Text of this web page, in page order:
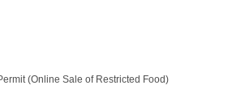
(Online Sale of Restricted Food)